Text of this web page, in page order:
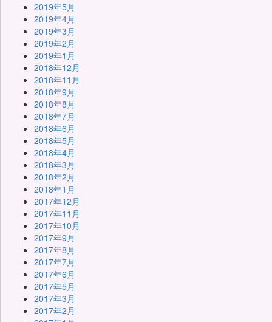
2019年5月
2019年4月
2019年3月
2019年2月
2019年1月
2018年12月
2018年11月
2018年9月
2018年8月
2018年7月
2018年6月
2018年5月
2018年4月
2018年3月
2018年2月
2018年1月
2017年12月
2017年11月
2017年10月
2017年9月
2017年8月
2017年7月
2017年6月
2017年5月
2017年3月
2017年2月